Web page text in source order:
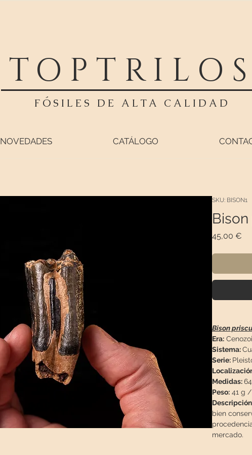
TOPTRILOS
FÓSILES DE ALTA CALIDAD
NOVEDADES CATÁLOGO
SKU: BISON1
45,00 €
Bison
Era:
Sistema:
Serie:
Medidas:
Peso:41 g /
bien
mercado.